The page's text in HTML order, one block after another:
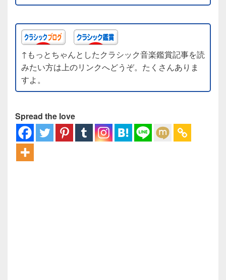
↑もっとちゃんとしたクラシック音楽鑑賞記事を読
みたい方は上のリンクへどうぞ。たくさんありま
すよ。
Spread the love